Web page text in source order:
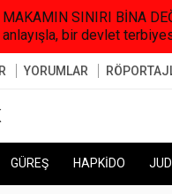
MAKAMIN SINIRI BİNA
anlayışla, bir devlet
YORUMLAR
GÜREŞ HAPKİDO